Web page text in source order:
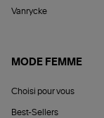
Vanrycke
MODE FEMME
Choisi pour vous
Best-Sellers